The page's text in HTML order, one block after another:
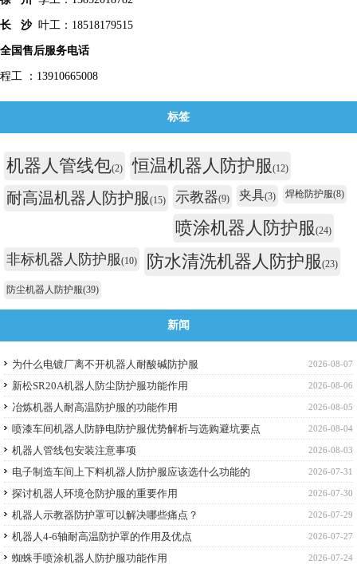
长 沙叶工：18518179515
全国售后服务电话
程工 ：13910665008
标签
机器人管线包(2) 恒温机器人防护服(12)
耐高温机器人防护服(15) 示教器(9) 夹具(3) 焊枪防护服(8)
喷涂机器人防护服(24)
非标机器人防护服(10) 防水清洗机器人防护服(23)
防尘机器人防护服(39)
新闻
2026-08-07
为什么电镀厂离不开机器人耐酸碱防护服
2026-08-06
新松SR20A机器人防尘防护服功能作用
2026-08-05
冶炼机器人耐高温防护服的功能作用
2026-08-04
喷漆车间机器人防静电防护服优势解析与选购避坑要点
2026-08-03
机器人管线包安装注意事项
2026-07-31
电子制造车间上下料机器人防护服应该选什么功能的
2026-07-30
探讨机器人环境仓防护服的重要作用
2026-07-29
机器人示教器防护罩可以解决哪些痛点？
2026-07-27
机器人4-6轴耐高温防护罩的作用及优点
2026-07-24
蜘蛛手喷涂机器人防护服功能作用